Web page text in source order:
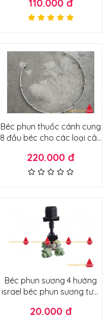
110.000 đ
Béc phun thuốc cánh cung
8 đầu béc cho các loại cây
cảnh các loại
220.000 đ
Béc phun sương 4 hướng
israel béc phun sương tưới
mát loại tốt chân ren 21
20.000 đ